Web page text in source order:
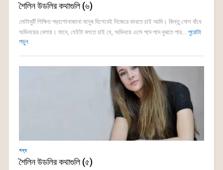
শৈলিন উডলির কথাগুলি (৬)
মোটামুটি শিক্ষিত পড়াশোনাজানা মানুষ হিশেবেই নিজেরে ভাবতে চাই আমি। কিন্তু গোল বাঁধে
অভিনয়ের বেলায়। মানে, যেইটা বলতে চাই যে, অভিনয়ে এসে পদে পদে বুঝতে পার... পুরোটা
পড়ুন
গদ্য
শৈলিন উডলির কথাগুলি (৫)